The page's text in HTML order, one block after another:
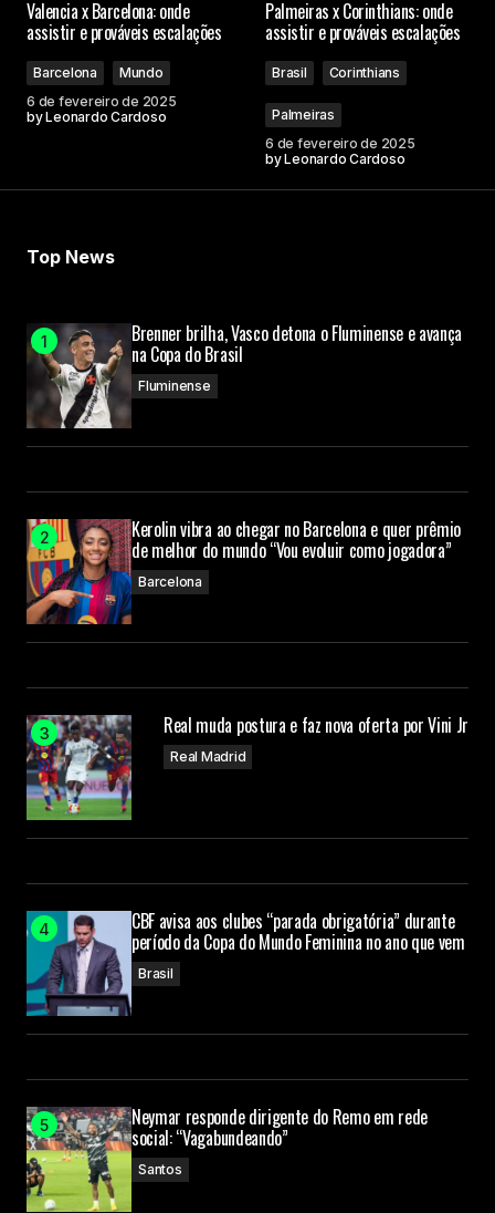
Valencia x Barcelona: onde
assistir e prováveis escalações
Barcelona
Mundo
6 de fevereiro de 2025
byLeonardo Cardoso
Palmeiras x Corinthians: onde
assistir e prováveis escalações
Brasil Corinthians
Palmeiras
6 de fevereiro de 2025
byLeonardo Cardoso
Top News
Brenner brilha, Vasco detona o Fluminense e avança
na Copa do Brasil
Fluminense
Kerolin vibra ao chegar no Barcelona e quer prêmio
de melhor do mundo “Vou evoluir como jogadora”
Barcelona
Real muda postura e faz nova oferta por Vini Jr
Real Madrid
CBF avisa aos clubes “parada obrigatória” durante
período da Copa do Mundo Feminina no ano que vem
Brasil
Neymar responde dirigente do Remo em rede
social: “Vagabundeando”
Santos